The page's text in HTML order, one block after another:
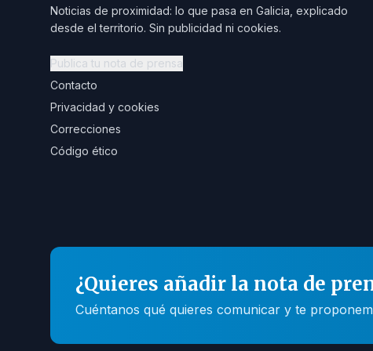
Noticias de proximidad: lo que pasa en Galicia, explicado
desde el territorio. Sin publicidad ni cookies.
Publica tu nota de prensa
Contacto
Privacidad y cookies
Correcciones
Código ético
¿Quieres añadir la nota de
Cuéntanos qué quieres comunicar y te